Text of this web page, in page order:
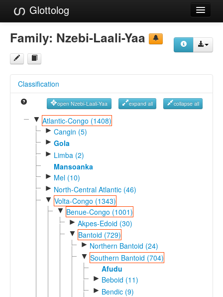
Glottolog
Languages
Families
References
Reference Search
GlottoScope
Family: Nzebi-Laali-Yaa
Classification
open Nzebi-Laali-Yaa expand all collapse all
▼ Atlantic-Congo (1408)
► Cangin (5)
► Gola
► Limba (2)
Mansoanka
► Mel (10)
► North-Central Atlantic (46)
▼ Volta-Congo (1343)
▼ Benue-Congo (1001)
► Akpes-Edoid (30)
▼ Bantoid (729)
► Northern Bantoid (24)
▼ Southern Bantoid (704)
Afudu
► Beboid (11)
► Bendic (9)